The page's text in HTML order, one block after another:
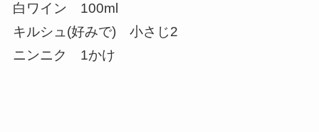
白ワイン 100ml
キルシュ(好みで) 小さじ2
ニンニク 1かけ